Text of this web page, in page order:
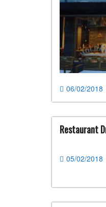
06/02/2018
Restaurant
05/02/2018